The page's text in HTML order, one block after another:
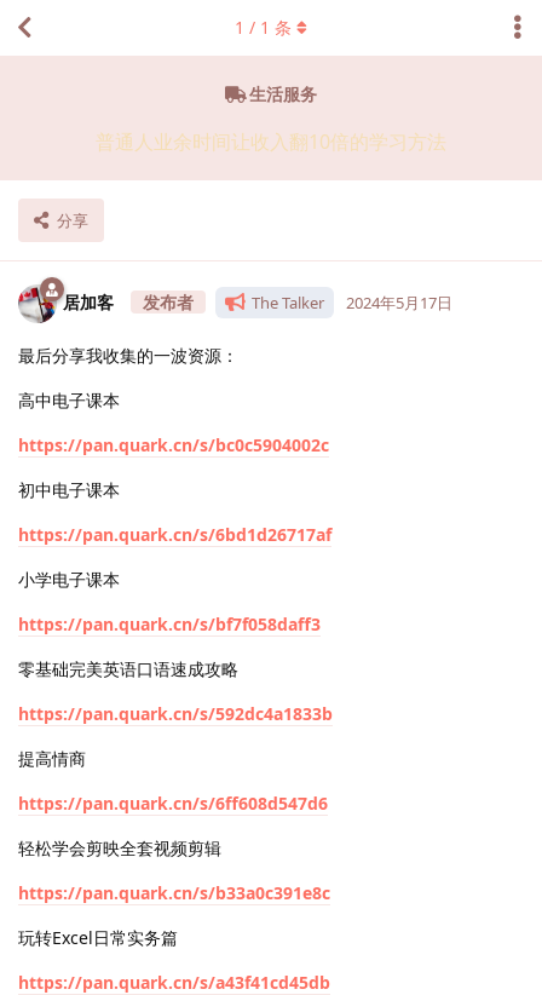
生活服务
普通人业余时间让收入翻10倍的学习方法
分享
1 / 1 条
居加客 The Talker 2024年5月17日
最后分享我收集的一波资源：
高中电子课本
https://pan.quark.cn/s/bc0c5904002c
初中电子课本
https://pan.quark.cn/s/6bd1d26717af
小学电子课本
https://pan.quark.cn/s/bf7f058daff3
零基础完美英语口语速成攻略
https://pan.quark.cn/s/592dc4a1833b
提高情商
https://pan.quark.cn/s/6ff608d547d6
轻松学会剪映全套视频剪辑
https://pan.quark.cn/s/b33a0c391e8c
玩转Excel日常实务篇
https://pan.quark.cn/s/a43f41cd45db